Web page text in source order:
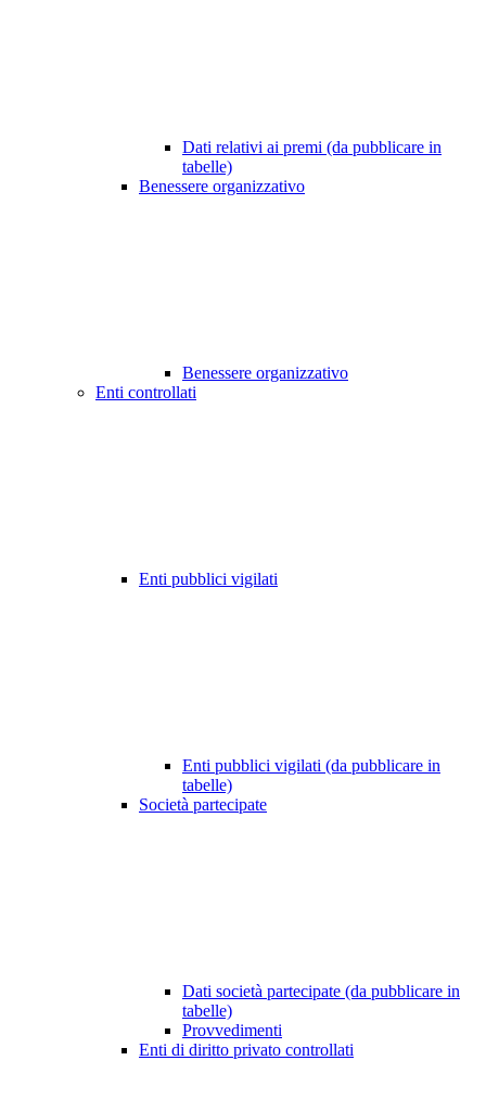
Dati relativi ai premi (da pubblicare in
tabelle)
Benessere organizzativo
Benessere organizzativo
Enti controllati
Enti pubblici vigilati
Enti pubblici vigilati (da pubblicare in
tabelle)
Società partecipate
Dati società partecipate (da pubblicare in
tabelle)
Provvedimenti
Enti di diritto privato controllati